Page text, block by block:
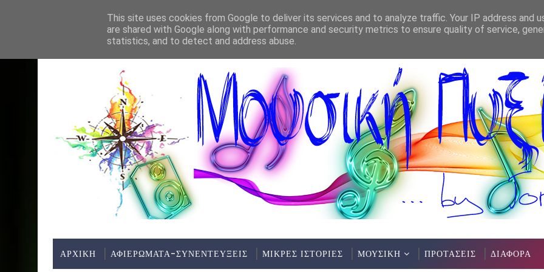
About Contact
ΤΕΛΕΥΤΑΊΑ ΝΈΑ:
ΑΡΧΙΚΗ ΑΦΙΕΡΩΜΑΤΑ-ΣΥΝΕΝΤΕΥΞΕΙΣ ΜΙΚΡΕΣ ΙΣΤΟΡΙΕΣ ΜΟΥΣΙΚΗ ΠΡΟΤΑΣΕΙΣ ΔΙΑΦΟΡΑ
This site uses cookies from Google to deliver its services and to analyze traffic. Your IP address and
are shared with Google along with performance and security metrics to ensure quality of service,
statistics, and to detect and address abuse.